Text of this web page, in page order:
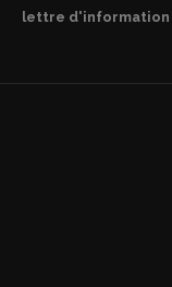
lettre d'information